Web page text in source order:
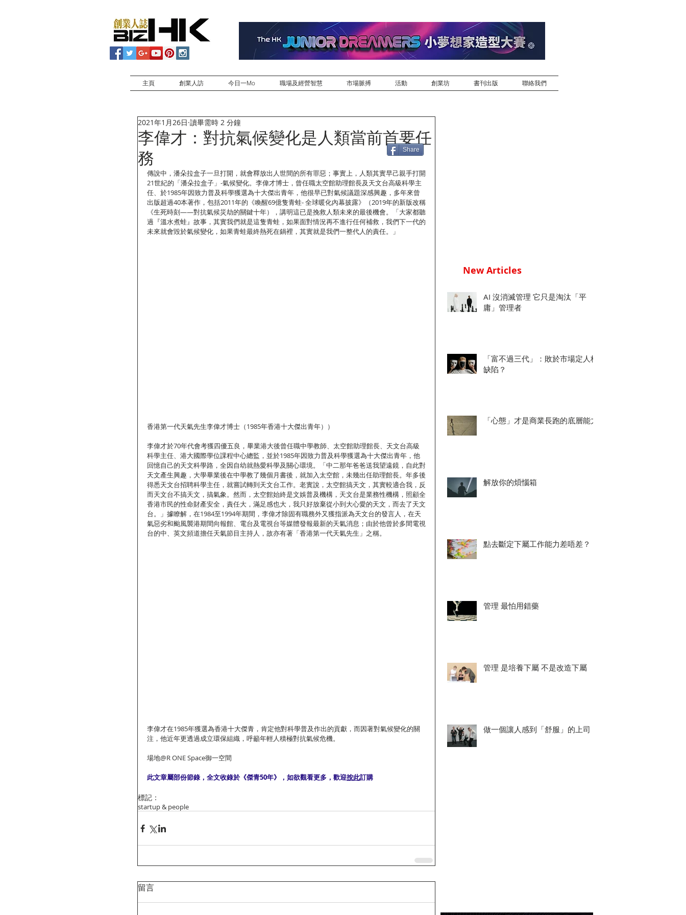
主頁 創業人訪 今日一Mo 職場及經營智慧 市場脈搏 活動 創業坊 書刊出版 聯絡我們
李偉才：對抗氣候變化是人類當前首要任
務
2021年1月26日 讀畢需時 2 分鐘
傳說中，潘朵拉盒子一旦打開，就會釋放出人世間的所有罪惡；事實上，人類其實早己親手打開
21世紀的「潘朵拉盒子」-氣候變化。李偉才博士，曾任職太空館助理館長及天文台高級科學主
任、於1985年因致力普及科學獲選為十大傑出青年，他很早已對氣候議題深感興趣，多年來曾
出版超過40本著作，包括2011年的《喚醒69億隻青蛙- 全球暖化內幕披露》（2019年的新版改稱
《生死時刻——對抗氣候災劫的關鍵十年），講明這已是挽救人類未來的最後機會。「大家都聽
過『溫水煮蛙』故事，其實我們就是這隻青蛙，如果面對情況再不進行任何補救，我們下一代的
未來就會毀於氣候變化，如果青蛙最終熱死在鍋裡，其實就是我們一整代人的責任。」
香港第一代天氣先生李偉才博士（1985年香港十大傑出青年））
李偉才於70年代會考獲四優五良，畢業港大後曾任職中學教師、太空館助理館長、天文台高級
科學主任、港大國際學位課程中心總監，並於1985年因致力普及科學獲選為十大傑出青年，他
回憶自己的天文科學路，全因自幼就熱愛科學及關心環境。「中二那年爸爸送我望遠鏡，自此對
天文產生興趣，大學畢業後在中學教了幾個月書後，就加入太空館，未幾出任助理館長。年多後
得悉天文台招聘科學主任，就嘗試轉到天文台工作。老實說，太空館搞天文，其實較適合我，反
而天文台不搞天文，搞氣象。然而，太空館始終是文娛普及機構，天文台是業務性機構，照顧全
香港市民的性命財產安全，責任大，滿足感也大，我只好放棄從小到大心愛的天文，而去了天文
台。」據瞭解，在1984至1994年期間，李偉才除固有職務外又獲指派為天文台的發言人，在天
氣惡劣和颱風襲港期間向報館、電台及電視台等媒體發報最新的天氣消息；由於他曾於多間電視
台的中、英文頻道擔任天氣節目主持人，故亦有著「香港第一代天氣先生」之稱。
李偉才在1985年獲選為香港十大傑青，肯定他對科學普及作出的貢獻，而因著對氣候變化的關
注，他近年更透過成立環保組織，呼籲年輕人積極對抗氣候危機。
場地@R ONE Space御一空間
此文章屬部份節錄，全文收錄於《傑青50年》，如欲觀看更多，歡迎按此訂購
標記：
startup & people
留言
Share
New Articles
AI 沒消滅管理 它只是淘汰「平
庸」管理者
「富不過三代」：敗於市場定人格
缺陷？
「心態」才是商業長跑的底層能力
解放你的煩惱箱
點去斷定下屬工作能力差唔差？
管理 最怕用錯藥
管理 是培養下屬 不是改造下屬
做一個讓人感到「舒服」的上司